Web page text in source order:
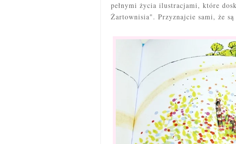
pełnymi życia ilustracjami, które
Żartownisia". Przyznajcie sami, że są